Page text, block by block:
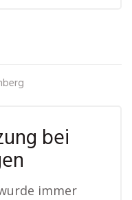
bei
immer